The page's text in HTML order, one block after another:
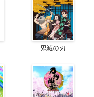
鬼滅の刃